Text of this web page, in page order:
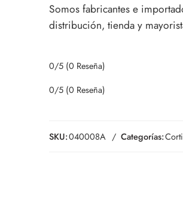
Somos fabricantes e
distribución, tienda y
0/5 (0 Reseña)
0/5 (0 Reseña)
SKU:040008A Categorías: